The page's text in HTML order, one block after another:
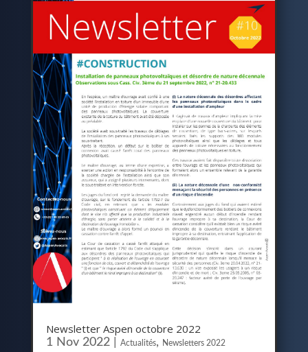
Newsletter Aspen octobre 2022
1 Nov 2022| Actualités, Newsletters 2022